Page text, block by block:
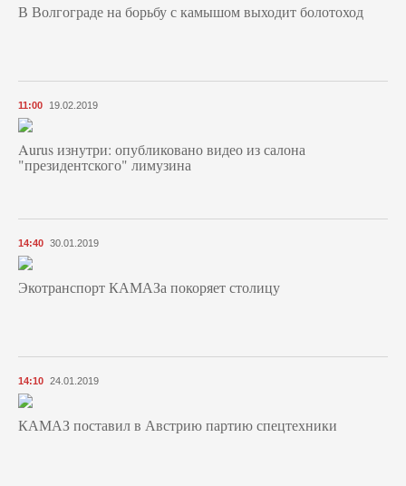
В Волгограде на борьбу с камышом выходит болотоход
11:00 19.02.2019
Aurus изнутри: опубликовано видео из салона
"президентского" лимузина
14:40 30.01.2019
Экотранспорт КАМАЗа покоряет столицу
14:10 24.01.2019
КАМАЗ поставил в Австрию партию спецтехники